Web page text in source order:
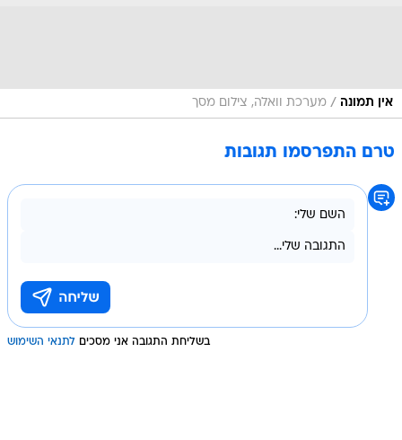
אין תמונה / מערכת וואלה, צילום מסך
טרם התפרסמו תגובות
בשליחת התגובה אני מסכים לתנאי השימוש